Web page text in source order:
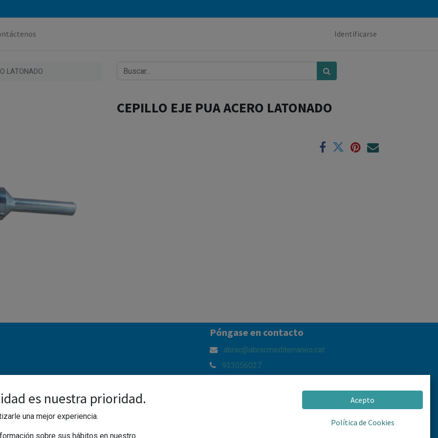
Identificarse
LATONADO
CEPILLO EJE PUA ACERO LATONADO
Póngase en contacto
abrac@abracmediterraneo.cat
933056027
Pg del Mar d'Alboran, 2 - 08918 Badalona
es nuestra prioridad.
una mejor experiencia.
sobre sus hábitos en nuestro
Acepto
Política de Cookies